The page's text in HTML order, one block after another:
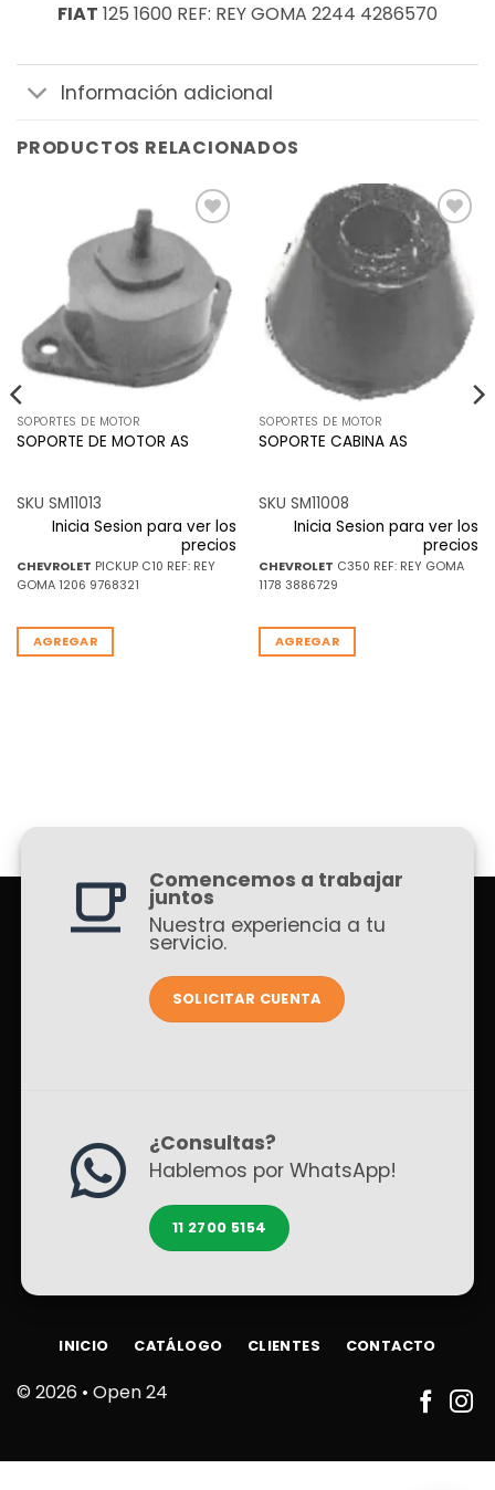
FIAT 125 1600 REF: REY GOMA 2244 4286570
Información adicional
PRODUCTOS RELACIONADOS
Añadir
a la
lista de
deseos
SOPORTES DE MOTOR
SOPORTE DE MOTOR AS
SKU SM11013
Inicia Sesion para ver los
precios
CHEVROLET PICKUP C10 REF: REY
GOMA 1206 9768321
AGREGAR
Añadir
a la
lista de
deseos
SOPORTES DE MOTOR
SOPORTE CABINA AS
SKU SM11008
Inicia Sesion para ver los
precios
CHEVROLET C350 REF: REY GOMA
1178 3886729
AGREGAR
Comencemos a trabajar
juntos
Nuestra experiencia a tu
servicio.
SOLICITAR CUENTA
¿Consultas?
Hablemos por WhatsApp!
11 2700 5154
© 2026 • Open 24
INICIO CATÁLOGO CLIENTES CONTACTO